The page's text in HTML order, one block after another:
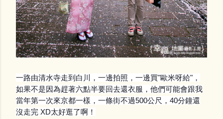
一路由清水寺走到白川，一邊拍照，一邊買"歐米呀給"，
如果不是因為趕著六點半要回去還衣服，他們可能會跟我
當年第一次來京都一樣，一條街不過500公尺，40分鐘還
沒走完 XD太好逛了啊！